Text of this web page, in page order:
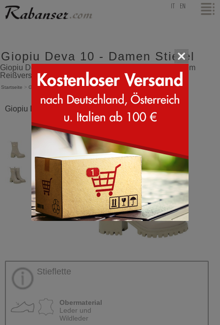
top EN
Giopiu Deva 10 - Damen Stiefel
Giopiu Deva 10 Stiefeletten aus Wildleder mit seitlichem
Reißverschluss - Damen Stiefel
Startseite > Giopiu >Deva 10
Giopiu Deva 10 Tortora Leder
Stieflette
Obermaterial
Leder und
Wildleder